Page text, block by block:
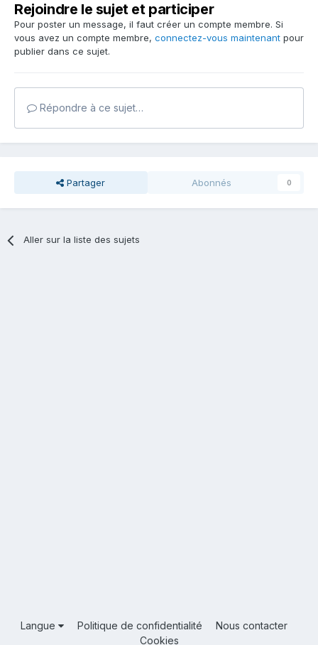
Rejoindre le sujet et participer
Pour poster un message, il faut créer un compte membre. Si
vous avez un compte membre, connectez-vous maintenant pour
publier dans ce sujet.
Répondre à ce sujet…
Partager Abonnés 0
Aller sur la liste des sujets
Langue Politique de confidentialité
Nous contacter
Cookies